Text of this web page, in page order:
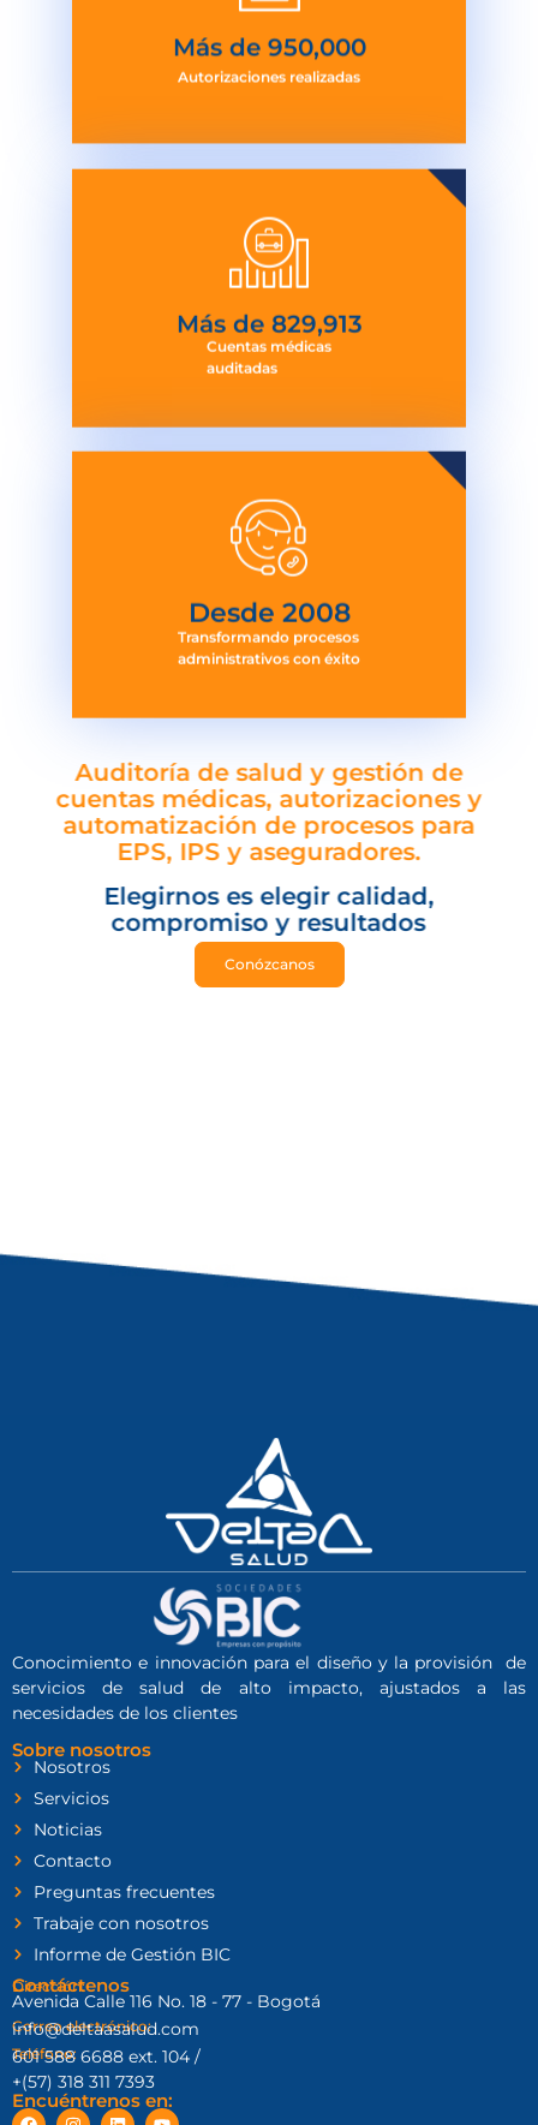
Autorizaciones realizadas
Más de 950,000
Cuentas médicas
auditadas
Más de 830,000
Transformando procesos
administrativos con éxito
Desde 2008
Auditoría de salud y gestión de
cuentas médicas, autorizaciones y
automatización de procesos para
EPS, IPS y aseguradores.
Elegirnos es elegir calidad,
compromiso y resultados
Conózcanos
Conocimiento e innovación para el diseño y la provisión de
servicios de salud de alto impacto, ajustados a las
necesidades de los clientes
Sobre nosotros
Nosotros
Servicios
Noticias
Contacto
Preguntas frecuentes
Trabaje con nosotros
Informe de Gestión BIC
Contáctenos
Dirección:
Avenida Calle 116 No. 18 - 77 - Bogotá
Correo electrónico:
info@deltaasalud.com
Teléfono:
601 588 6688 ext. 104 /
+(57) 318 311 7393
Encuéntrenos en: